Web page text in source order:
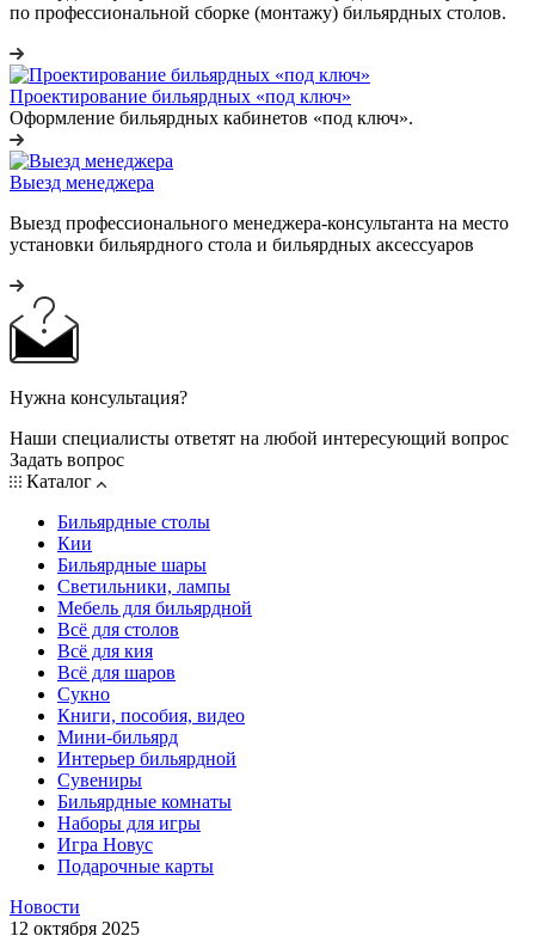
по профессиональной сборке (монтажу) бильярдных столов.
Проектирование бильярдных «под ключ»
Оформление бильярдных кабинетов «под ключ».
Выезд менеджера
Выезд профессионального менеджера-консультанта на место
установки бильярдного стола и бильярдных аксессуаров
Нужна консультация?
Наши специалисты ответят на любой интересующий вопрос
Задать вопрос
Каталог
Бильярдные столы
Кии
Бильярдные шары
Светильники, лампы
Мебель для бильярдной
Всё для столов
Всё для кия
Всё для шаров
Сукно
Книги, пособия, видео
Мини-бильярд
Интерьер бильярдной
Сувениры
Бильярдные комнаты
Наборы для игры
Игра Новус
Подарочные карты
Новости
12 октября 2025